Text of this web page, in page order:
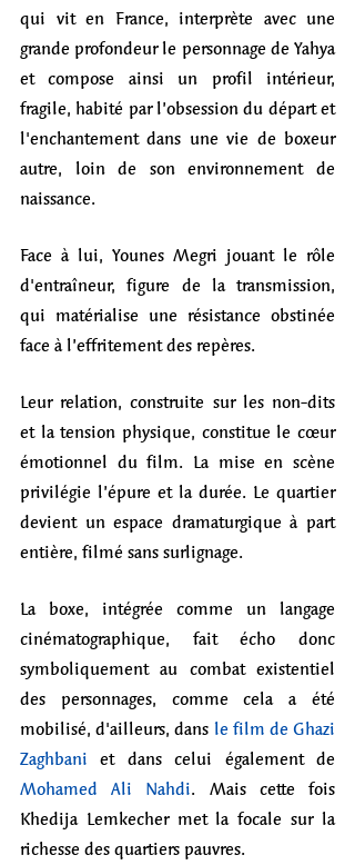
qui vit en France, interprète avec une
grande profondeur le personnage de Yahya
et compose ainsi un profil intérieur,
fragile, habité par l’obsession du départ et
l'enchantement dans une vie de boxeur
autre, loin de son environnement de
naissance.
Face à lui, Younes Megri jouant le rôle
d'entraîneur, figure de la transmission,
qui matérialise une résistance obstinée
face à l’effritement des repères.
Leur relation, construite sur les non-dits
et la tension physique, constitue le cœur
émotionnel du film. La mise en scène
privilégie l’épure et la durée. Le quartier
devient un espace dramaturgique à part
entière, filmé sans surlignage.
La boxe, intégrée comme un langage
cinématographique, fait écho donc
symboliquement au combat existentiel
des personnages, comme cela a été
mobilisé, d'ailleurs, dans le film de Ghazi
Zaghbani et dans celui également de
Mohamed Ali Nahdi. Mais cette fois
Khedija Lemkecher met la focale sur la
richesse des quartiers pauvres.